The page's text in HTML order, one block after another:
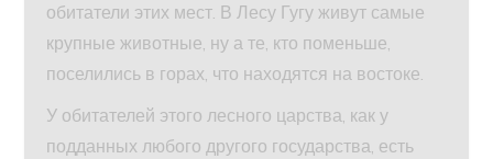
обитатели этих мест. В Лесу Гугу живут самые
крупные животные, ну а те, кто поменьше,
поселились в горах, что находятся на востоке.
У обитателей этого лесного царства, как у
подданных любого другого государства, есть